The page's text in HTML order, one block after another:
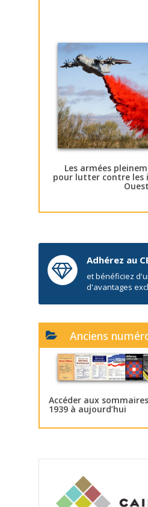
Les armées
pour lutter contre les
Ouest
Adhérez au
et bénéficiez
d'avantages
Anciens
Accéder aux
1939 à aujourd’hui